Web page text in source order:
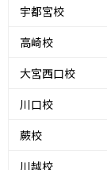
宇都宮校
高崎校
大宮西口校
川口校
蕨校
川越校